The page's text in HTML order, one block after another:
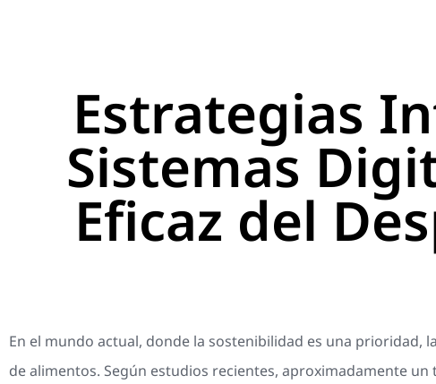
Estrategias
Sistemas
Eficaz del
En el mundo actual, donde la sostenibilidad es una
de alimentos. Según estudios recientes, aproximadamente